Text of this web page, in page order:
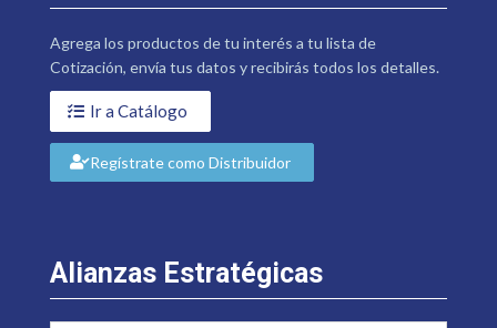
Agrega los productos de tu interés a tu lista de
Cotización, envía tus datos y recibirás todos los detalles.
Ir a Catálogo
Regístrate como Distribuidor
Alianzas Estratégicas